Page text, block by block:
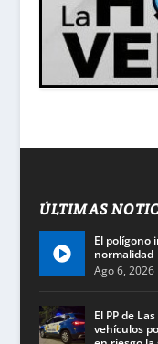
ÚLTIMAS
El polígono
normalidad
Ago 6, 2026
El PP de
vehículos